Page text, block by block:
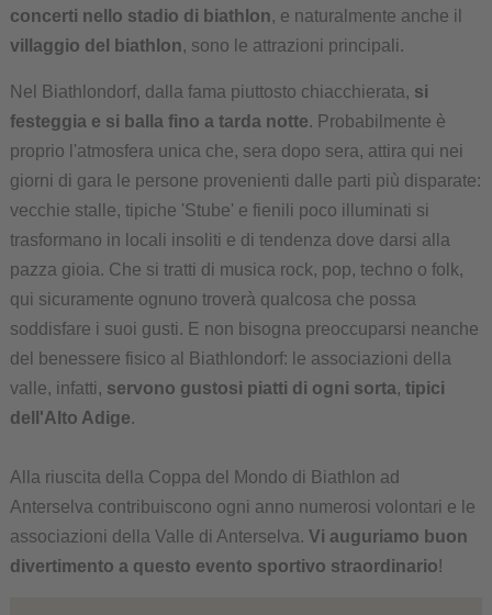
concerti nello stadio di biathlon, e naturalmente anche il
villaggio del biathlon, sono le attrazioni principali.
Nel Biathlondorf, dalla fama piuttosto chiacchierata, si
festeggia e si balla fino a tarda notte. Probabilmente è
proprio l'atmosfera unica che, sera dopo sera, attira qui nei
giorni di gara le persone provenienti dalle parti più disparate:
vecchie stalle, tipiche 'Stube' e fienili poco illuminati si
trasformano in locali insoliti e di tendenza dove darsi alla
pazza gioia. Che si tratti di musica rock, pop, techno o folk,
qui sicuramente ognuno troverà qualcosa che possa
soddisfare i suoi gusti. E non bisogna preoccuparsi neanche
del benessere fisico al Biathlondorf: le associazioni della
valle, infatti, servono gustosi piatti di ogni sorta, tipici
dell'Alto Adige.
Alla riuscita della Coppa del Mondo di Biathlon ad
Anterselva contribuiscono ogni anno numerosi volontari e le
associazioni della Valle di Anterselva. Vi auguriamo buon
divertimento a questo evento sportivo straordinario!